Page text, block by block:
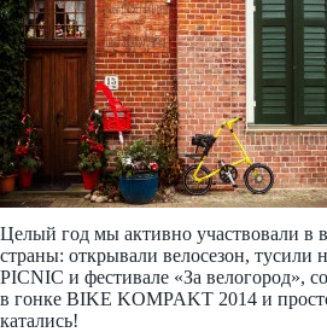
Целый год мы активно участвовали в
страны: открывали велосезон, тусили
PICNIC и фестивале «За велогород»,
в гонке BIKE KOMPAKT 2014 и
катались!